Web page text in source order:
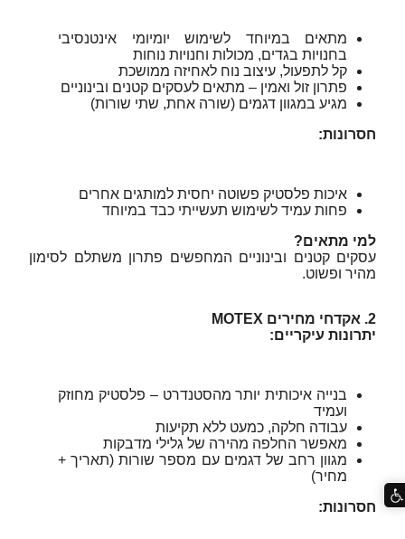
מתאים במיוחד לשימוש יומיומי אינטנסיבי
בחנויות בגדים, מכולות וחנויות נוחות
קל לתפעול, עיצוב נוח לאחיזה ממושכת
פתרון זול ואמין – מתאים לעסקים קטנים ובינוניים
מגיע במגוון דגמים (שורה אחת, שתי שורות)
חסרונות:
איכות פלסטיק פשוטה יחסית למותגים אחרים
פחות עמיד לשימוש תעשייתי כבד במיוחד
למי מתאים?
עסקים קטנים ובינוניים המחפשים פתרון משתלם לסימון
מהיר ופשוט.
2. אקדחי מחירים MOTEX
יתרונות עיקריים:
בנייה איכותית יותר מהסטנדרט – פלסטיק מחוזק
ועמיד
עבודה חלקה, כמעט ללא תקיעות
מאפשר החלפה מהירה של גלילי מדבקות
מגוון רחב של דגמים עם מספר שורות (תאריך +
מחיר)
חסרונות: